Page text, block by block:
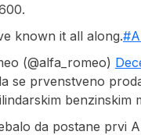
known it all along.
(@alfa_romeo)
se prvenstveno
benzinskim
da postane prvi